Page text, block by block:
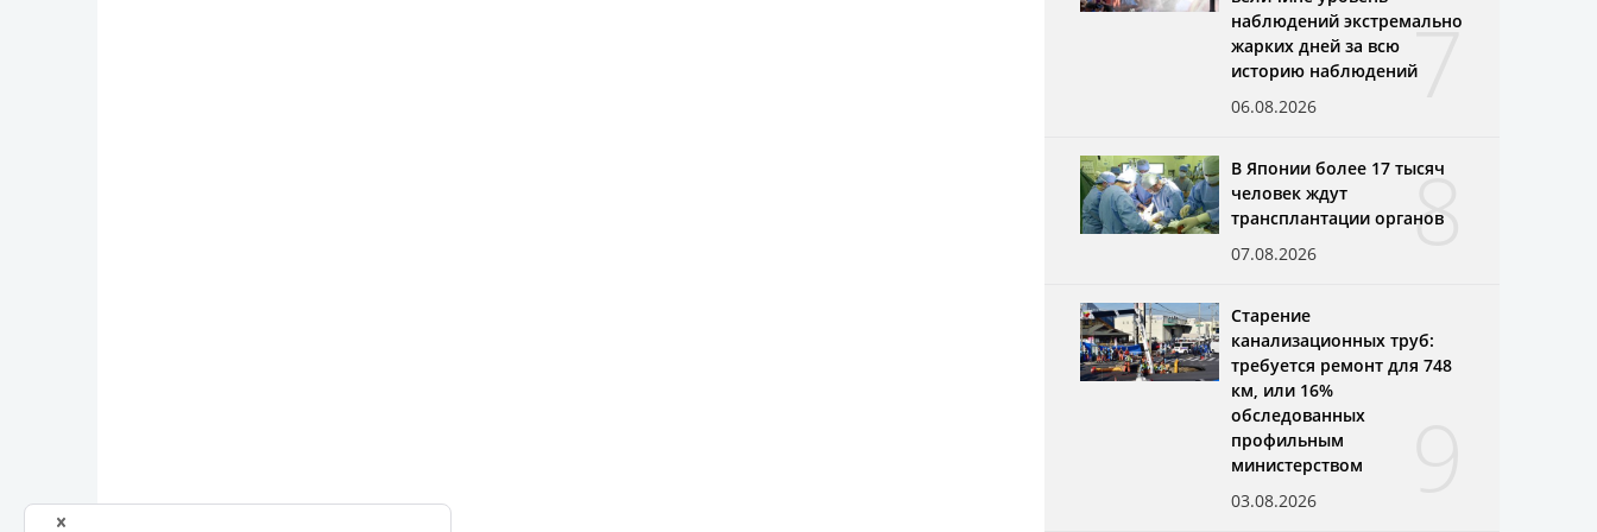
7
наблюдений экстремально
жарких дней за всю
историю наблюдений
06.08.2026
8
В Японии более 17 тысяч
человек ждут
трансплантации органов
07.08.2026
Старение
канализационных труб:
требуется ремонт для 748
км, или 16%
обследованных
профильным
министерством
03.08.2026